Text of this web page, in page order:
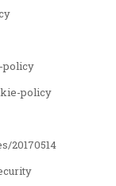
policy
policy
20170514